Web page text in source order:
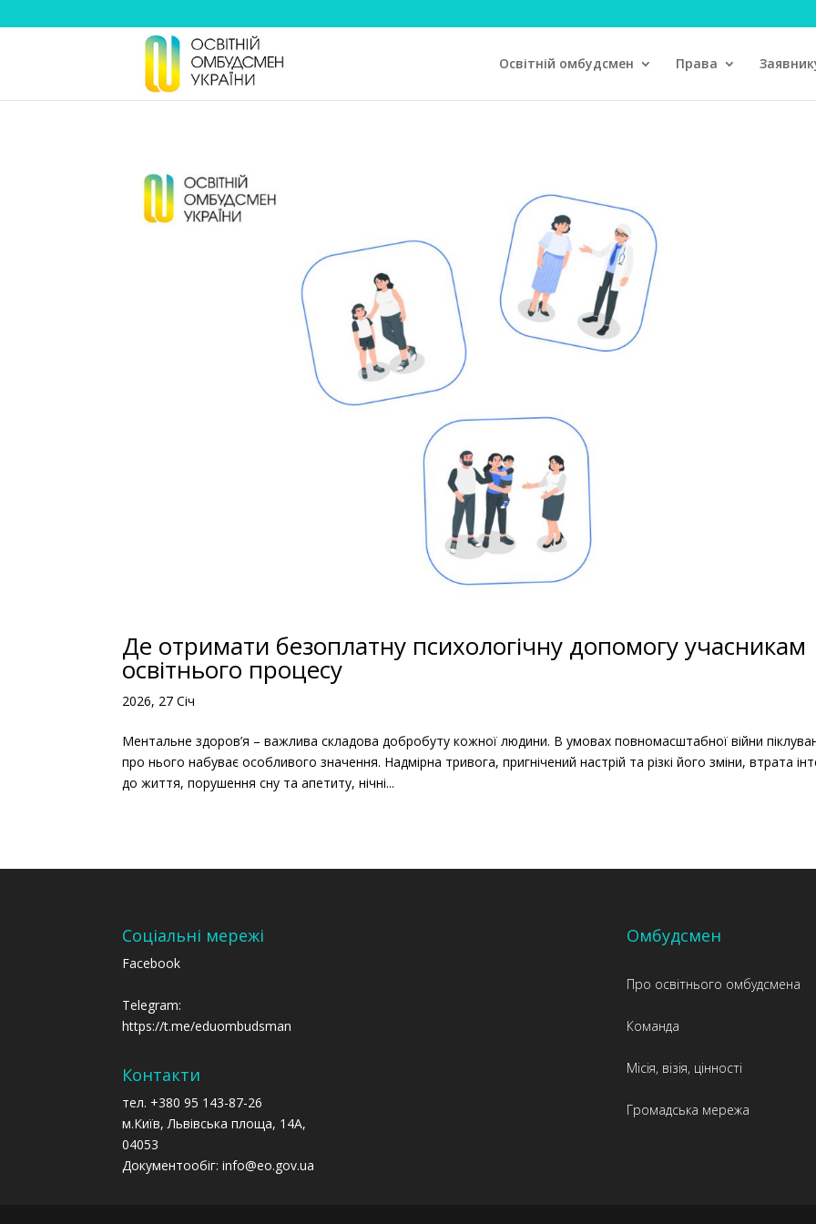
Освітній омбудсмен Права
Де отримати безоплатну психологічну допомогу учасникам
освітнього процесу
2026, 27 Січ
Ментальне здоров’я – важлива складова добробуту кожної людини. В умовах повномасштабної війни
про нього набуває особливого значення. Надмірна тривога, пригнічений настрій та різкі його зміни, втрата
до життя, порушення сну та апетиту, нічні...
Соціальні мережі
Facebook
Telegram:
https://t.me/eduombudsman
Контакти
тел. +380 95 143-87-26
м.Київ, Львівська площа, 14А,
04053
Документообіг: info@eo.gov.ua
Омбудсмен
Про освітнього омбудсмена
Команда
Місія, візія, цінності
Громадська мережа